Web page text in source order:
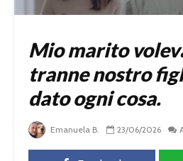
Mio marito
tranne nostro
dato ogni cosa.
Emanuela B. 23/06/2026